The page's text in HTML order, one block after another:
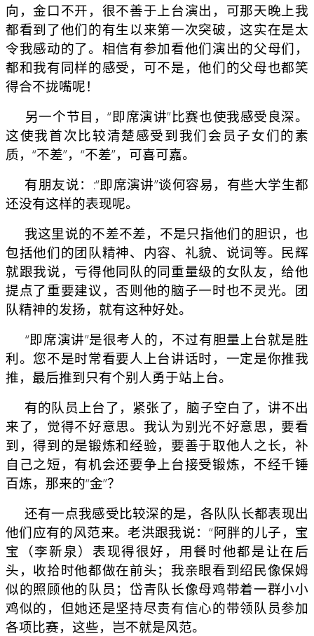
向，金口不开，很不善于上台演出，可那天晚上我
都看到了他们的有生以来第一次突破，这实在是太
令我感动的了。相信有参加看他们演出的父母们，
都和我有同样的感受，可不是，他们的父母也都笑
得合不拢嘴呢！
另一个节目，“即席演讲”比赛也使我感受良深。
这使我首次比较清楚感受到我们会员子女们的素
质，“不差”，“不差”，可喜可嘉。
有朋友说：:“即席演讲”谈何容易，有些大学生都
还没有这样的表现呢。
我这里说的不差不差，不是只指他们的胆识，也
包括他们的团队精神、内容、礼貌、说词等。民辉
就跟我说，亏得他同队的同重量级的女队友，给他
提点了重要建议，否则他的脑子一时也不灵光。团
队精神的发扬，就有这种好处。
“即席演讲”是很考人的，不过有胆量上台就是胜
利。您不是时常看要人上台讲话时，一定是你推我
推，最后推到只有个别人勇于站上台。
有的队员上台了，紧张了，脑子空白了，讲不出
来了，觉得不好意思。我认为别光不好意思，要看
到，得到的是锻炼和经验，要善于取他人之长，补
自己之短，有机会还要争上台接受锻炼，不经千锤
百炼，那来的“金”？
还有一点我感受比较深的是，各队队长都表现出
他们应有的风范来。老洪跟我说：“阿胖的儿子，宝
宝（李新泉）表现得很好，用餐时他都是让在后
头，收拾时他都做在前头；我亲眼看到绍民像保姆
似的照顾他的队员；岱青队长像母鸡带着一群小小
鸡似的，但她还是坚持尽责有信心的带领队员参加
各项比赛，这些，岂不就是风范。